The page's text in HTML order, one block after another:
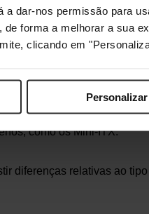
a dar-nos permissão para
forma a melhorar a sua
clicando em
Personalizar
existem tipos distintos de
na maior parte
como os Mini-ITX.
diferenças relativas ao